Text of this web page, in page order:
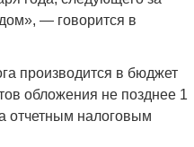
— говорится в
производится в бюджет
обложения не позднее 1
отчетным налоговым